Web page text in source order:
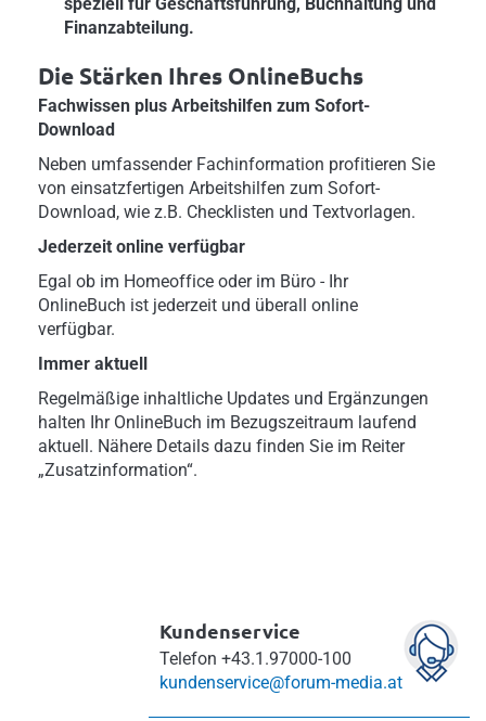
Finanzabteilung.
Die Stärken Ihres OnlineBuchs
Fachwissen plus Arbeitshilfen zum Sofort-
Download
Neben umfassender Fachinformation profitieren Sie
von einsatzfertigen Arbeitshilfen zum Sofort-
Download, wie z.B. Checklisten und Textvorlagen.
Jederzeit online verfügbar
Egal ob im Homeoffice oder im Büro - Ihr
OnlineBuch ist jederzeit und überall online
verfügbar.
Immer aktuell
Regelmäßige inhaltliche Updates und Ergänzungen
halten Ihr OnlineBuch im Bezugszeitraum laufend
aktuell. Nähere Details dazu finden Sie im Reiter
„Zusatzinformation“.
Kundenservice
Telefon +43.1.97000-100
kundenservice@forum-media.at